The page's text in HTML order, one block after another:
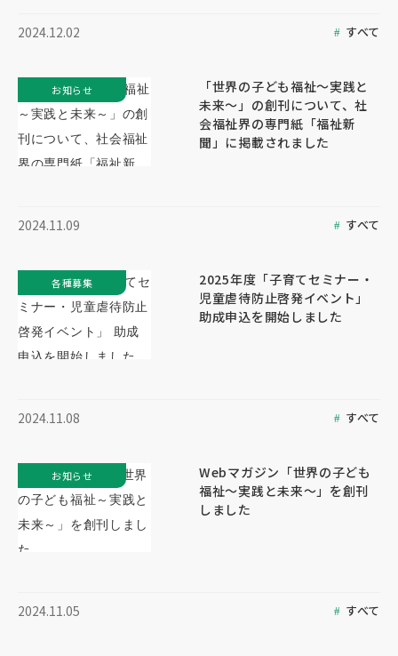
2024.12.02 すべて
「世界の子ども福祉～実践と
未来～」の創刊について、社
会福祉界の専門紙「福祉新
聞」に掲載されました
2024.11.09 すべて
お知らせ
2025年度「子育てセミナー・
児童虐待防止啓発イベント」
助成申込を開始しました
2024.11.08 すべて
各種募集
Webマガジン「世界の子ども
福祉～実践と未来～」を創刊
しました
2024.11.05 すべて
お知らせ